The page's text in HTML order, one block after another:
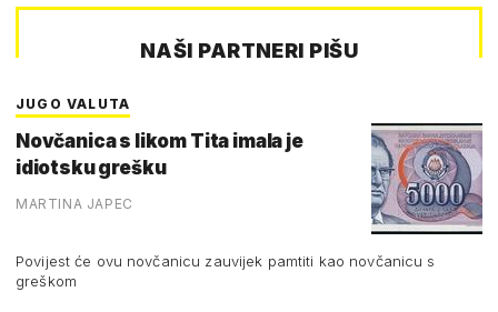
NAŠI PARTNERI PIŠU
JUGO VALUTA
Novčanica s likom Tita imala je
idiotsku grešku
MARTINA JAPEC
Povijest će ovu novčanicu zauvijek pamtiti kao novčanicu s
greškom